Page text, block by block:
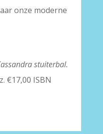
onze moderne
stuiterbal.
€17,00 ISBN